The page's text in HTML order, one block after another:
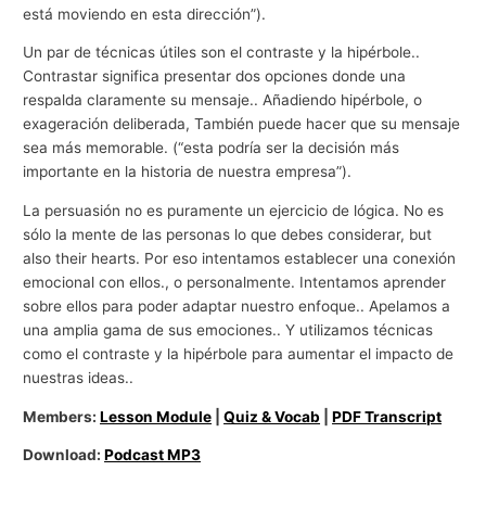
está moviendo en esta dirección”).
Un par de técnicas útiles son el contraste y la hipérbole..
Contrastar significa presentar dos opciones donde una
respalda claramente su mensaje.. Añadiendo hipérbole, o
exageración deliberada, También puede hacer que su mensaje
sea más memorable. (“esta podría ser la decisión más
importante en la historia de nuestra empresa”).
La persuasión no es puramente un ejercicio de lógica. No es
sólo la mente de las personas lo que debes considerar, but
also their hearts. Por eso intentamos establecer una conexión
emocional con ellos., o personalmente. Intentamos aprender
sobre ellos para poder adaptar nuestro enfoque.. Apelamos a
una amplia gama de sus emociones.. Y utilizamos técnicas
como el contraste y la hipérbole para aumentar el impacto de
nuestras ideas..
Members:Lesson Module |Quiz & Vocab |PDF Transcript
Download:Podcast MP3